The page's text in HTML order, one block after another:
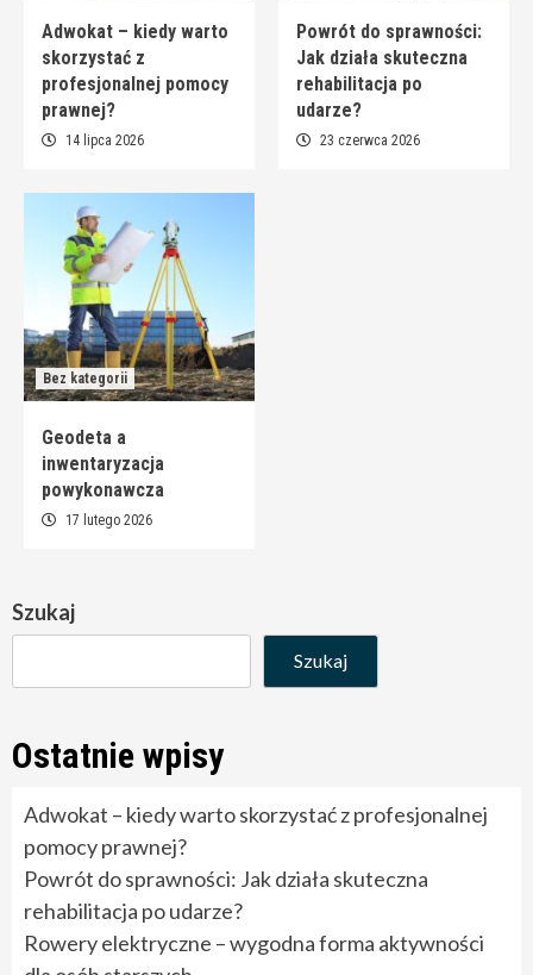
Adwokat – kiedy warto
skorzystać z
profesjonalnej pomocy
prawnej?
14 lipca 2026
Powrót do sprawności:
Jak działa skuteczna
rehabilitacja po
udarze?
23 czerwca 2026
Bez kategorii
Geodeta a
inwentaryzacja
powykonawcza
17 lutego 2026
Szukaj
Szukaj
Ostatnie wpisy
Adwokat – kiedy warto skorzystać z profesjonalnej
pomocy prawnej?
Powrót do sprawności: Jak działa skuteczna
rehabilitacja po udarze?
Rowery elektryczne – wygodna forma aktywności